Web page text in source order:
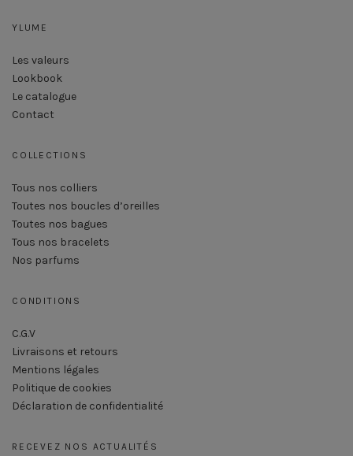
YLUME
Les valeurs
Lookbook
Le catalogue
Contact
COLLECTIONS
Tous nos colliers
Toutes nos boucles d’oreilles
Toutes nos bagues
Tous nos bracelets
Nos parfums
CONDITIONS
C.G.V
Livraisons et retours
Mentions légales
Politique de cookies
Déclaration de confidentialité
RECEVEZ NOS ACTUALITÉS